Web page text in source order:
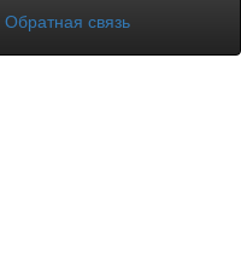
Обратная связь